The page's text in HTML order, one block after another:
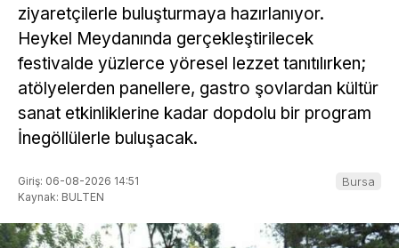
ziyaretçilerle buluşturmaya hazırlanıyor.
Heykel Meydanında gerçekleştirilecek
festivalde yüzlerce yöresel lezzet tanıtılırken;
atölyelerden panellere, gastro şovlardan kültür
sanat etkinliklerine kadar dopdolu bir program
İnegöllülerle buluşacak.
Giriş: 06-08-2026 14:51
Kaynak: BULTEN
Bursa